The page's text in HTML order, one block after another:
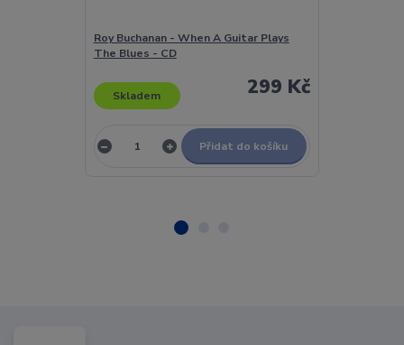
Roy Buchanan - When A Guitar Plays
The Blues - CD
299 Kč
Skladem
Přidat do košíku